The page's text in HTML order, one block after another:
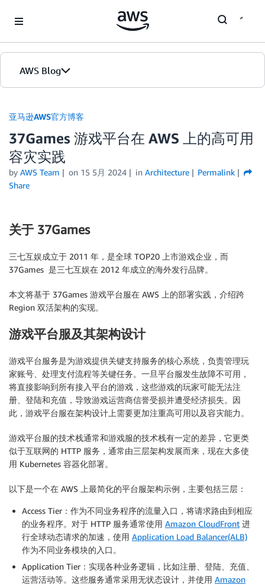
AWS Blog
首页
版本
亚马逊AWS官方博客
37Games 游戏平台在 AWS 上的高可用
容灾实践
by AWS Team on 15 5月 2024 in Architecture
Permalink
Share
关于 37Games
三七互娱成立于 2011 年，是全球 TOP20 上市游戏企业，而
37Games 是三七互娱在 2012 年成立的海外发行品牌。
本文将基于 37Games 游戏平台服在 AWS 上的部署实践，介绍跨
Region 双活架构的实现。
游戏平台服及其架构设计
游戏平台服务是为游戏提供关键支持服务的核心系统，负责管理玩
家账号、处理支付流程等关键任务。一旦平台服发生故障不可用，
将直接影响到所有接入平台的游戏，这些游戏的玩家可能无法注
册、登陆和充值，导致游戏运营商信誉受损并遭受经济损失。因
此，游戏平台服在架构设计上需要更加注重高可用以及容灾能力。
游戏平台服的技术栈通常和游戏服的技术栈有一定的差异，它更类
似于互联网的 HTTP 服务，通常由三层架构发展而来，现在大多使
用 Kubernetes 容器化部署。
以下是一个在 AWS 上最简化的平台服架构示例，主要包括三层：
Access Tier：作为不同业务程序的流量入口，将请求路由到相应
的业务程序。对于 HTTP 服务通常使用 Amazon CloudFront 进
行全球动态请求的加速，使用 Application Load Balancer(ALB)
作为不同业务模块的入口。
Application Tier：实现各种业务逻辑，比如注册、登陆、充值、
运营活动等。这些服务通常采用无状态设计，并使用 Amazon